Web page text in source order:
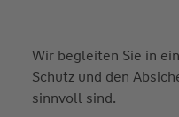
Wir begleiten Sie in
Schutz und den
sinnvoll sind.